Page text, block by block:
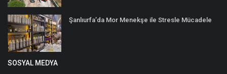
Şanlıurfa’da Mor Menekşe ile Stresle Mücadele
SOSYAL MEDYA